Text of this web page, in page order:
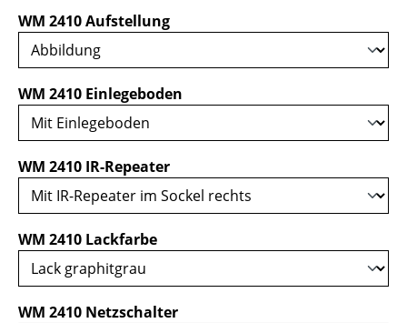
WM 2410 Aufstellungauswählen
WM 2410 Einlegeboden
WM 2410 IR-Repeaterauswählen
WM 2410 Lackfarbeauswählen
WM 2410 Netzschalterauswählen